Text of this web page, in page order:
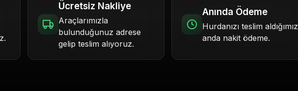
Ücretsiz Nakliye
Araçlarımızla
bulunduğunuz adrese
gelip teslim alıyoruz.
Anında Ödeme
Hurdanızı teslim aldığımız
anda nakit ödeme.